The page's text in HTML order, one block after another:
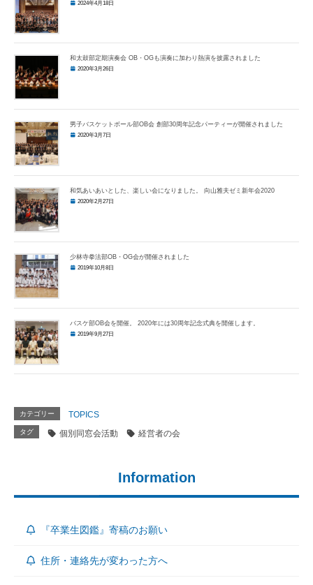
2024年4月18日
和太鼓部定期演奏会 OB・OGも演奏に加わり熱演を披露されました
2020年3月26日
男子バスケットボール部OB会 創部30周年記念パーティーが開催されました
2020年3月7日
和気あいあいとした、楽しい会になりました。 向山雅夫ゼミ新年会2020
2020年2月27日
少林寺拳法部OB・OG会が開催されました
2019年10月8日
バスケ部OB会を開催。 2020年には30周年記念式典を開催します。
2019年9月27日
カテゴリー TOPICS
タグ 個別同窓会活動 経営者の会
Information
『卒業生図鑑』寄稿のお願い
住所・連絡先が変わった方へ